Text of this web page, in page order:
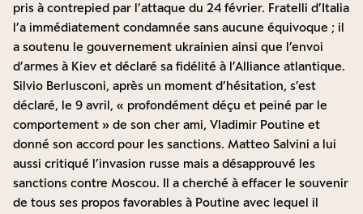
pris à contrepied par l’attaque du 24 février. Fratelli d’Italia
l’a immédiatement condamnée sans aucune équivoque ; il
a soutenu le gouvernement ukrainien ainsi que l’envoi
d’armes à Kiev et déclaré sa fidélité à l’Alliance atlantique.
Silvio Berlusconi, après un moment d’hésitation, s’est
déclaré, le 9 avril, « profondément déçu et peiné par le
comportement » de son cher ami, Vladimir Poutine et
donné son accord pour les sanctions. Matteo Salvini a lui
aussi critiqué l’invasion russe mais a désapprouvé les
sanctions contre Moscou. Il a cherché à effacer le souvenir
de tous ses propos favorables à Poutine avec lequel il